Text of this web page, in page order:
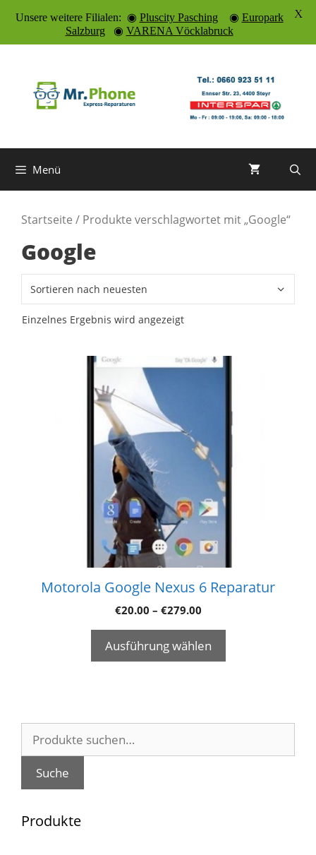
springen
Menü
Startseite / Produkte verschlagwortet mit „Google“
Google
Einzelnes Ergebnis wird angezeigt
Motorola Google Nexus 6 Reparatur
€20.00 – €279.00
Ausführung wählen
nach:
Suche
Produkte
Unsere weitere Filialen: ◉ Pluscity Pasching◉ Europark
Salzburg◉ VARENA Vöcklabruck
X